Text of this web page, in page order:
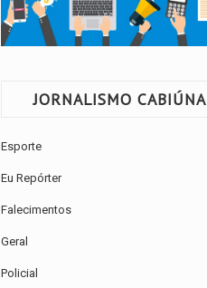
JORNALISMO CABIÚNA
Esporte
Eu Repórter
Falecimentos
Geral
Policial